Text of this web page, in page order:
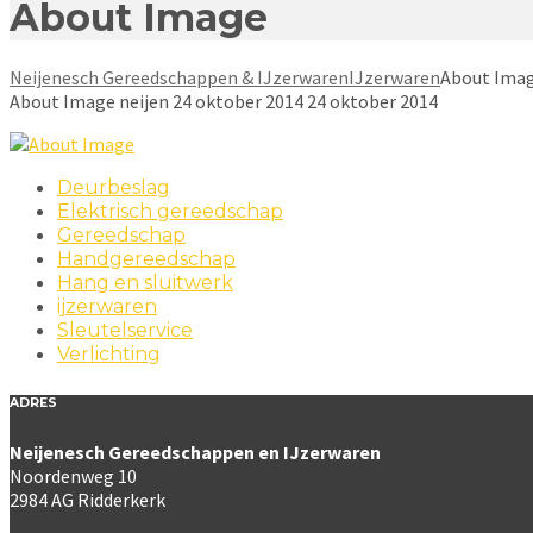
About Image
Neijenesch Gereedschappen & IJzerwarenIJzerwarenAbout
About Image neijen 24 oktober 2014 24 oktober 2014
Deurbeslag
Elektrisch gereedschap
Gereedschap
Handgereedschap
Hang en sluitwerk
ijzerwaren
Sleutelservice
Verlichting
ADRES
Neijenesch Gereedschappen en IJzerwaren
Noordenweg 10
2984 AG Ridderkerk